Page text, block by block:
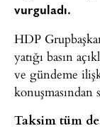
vurguladı.
HDP
yatığı basın
ve gündeme
konuşmasından
Taksim tüm